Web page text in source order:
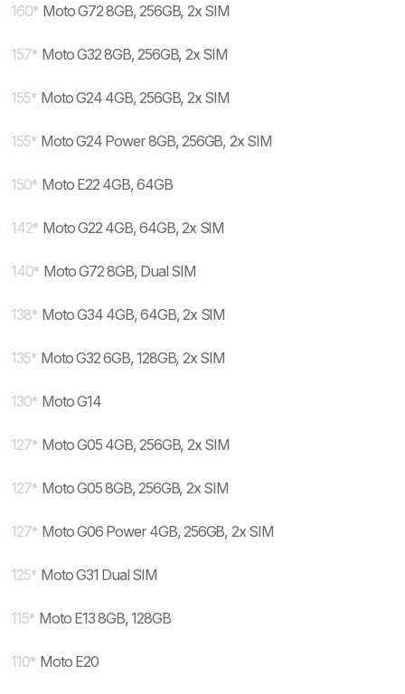
160* Moto G72 8GB, 256GB, 2x SIM
157* Moto G32 8GB, 256GB, 2x SIM
155* Moto G24 4GB, 256GB, 2x SIM
155* Moto G24 Power 8GB, 256GB, 2x SIM
150* Moto E22 4GB, 64GB
142* Moto G22 4GB, 64GB, 2x SIM
140* Moto G72 8GB, Dual SIM
138* Moto G34 4GB, 64GB, 2x SIM
135* Moto G32 6GB, 128GB, 2x SIM
130* Moto G14
127* Moto G05 4GB, 256GB, 2x SIM
127* Moto G05 8GB, 256GB, 2x SIM
127* Moto G06 Power 4GB, 256GB, 2x SIM
125* Moto G31 Dual SIM
115* Moto E13 8GB, 128GB
110* Moto E20